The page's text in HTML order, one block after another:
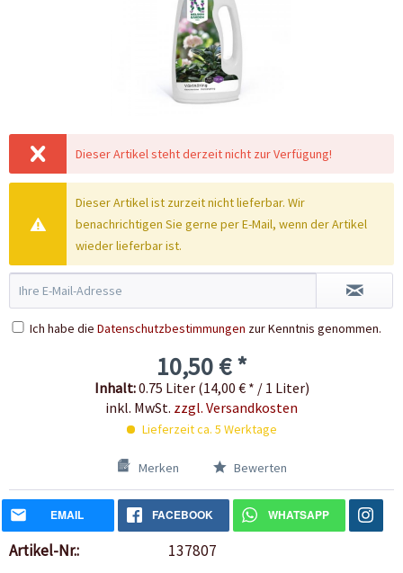
Dieser Artikel steht derzeit nicht zur Verfügung!
Dieser Artikel ist zurzeit nicht lieferbar. Wir
benachrichtigen Sie gerne per E-Mail, wenn der Artikel
wieder lieferbar ist.
Ich habe die Datenschutzbestimmungen zur Kenntnis genommen.
10,50 € *
Inhalt:0.75 Liter (14,00 € * / 1 Liter)
inkl. MwSt. zzgl. Versandkosten
Lieferzeit ca. 5 Werktage
Merken Bewerten
EMAIL FACEBOOK WHATSAPP
Artikel-Nr.: 137807